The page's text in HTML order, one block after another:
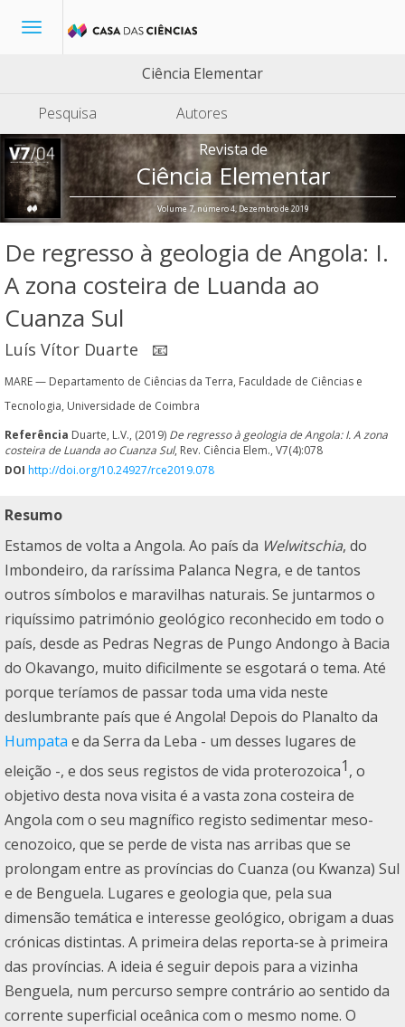
Toggle
Ciência Elementar
Pesquisa
Autores
Revista de
Ciência Elementar
Volume 7, número 4, Dezembro de 2019
De regresso à geologia de Angola: I.
A zona costeira de Luanda ao
Cuanza Sul
Luís Vítor Duarte 📧
MARE — Departamento de Ciências da Terra, Faculdade de Ciências e
Tecnologia, Universidade de Coimbra
Referência Duarte, L.V., (2019) De regresso à geologia de Angola: I. A zona
costeira de Luanda ao Cuanza Sul, Rev. Ciência Elem., V7(4):078
DOI http://doi.org/10.24927/rce2019.078
Resumo
Estamos de volta a Angola. Ao país da Welwitschia, do
Imbondeiro, da raríssima Palanca Negra, e de tantos
outros símbolos e maravilhas naturais. Se juntarmos o
riquíssimo património geológico reconhecido em todo o
país, desde as Pedras Negras de Pungo Andongo à Bacia
do Okavango, muito dificilmente se esgotará o tema. Até
porque teríamos de passar toda uma vida neste
deslumbrante país que é Angola! Depois do Planalto da
Humpata e da Serra da Leba - um desses lugares de
eleição -, e dos seus registos de vida proterozoica1, o
objetivo desta nova visita é a vasta zona costeira de
Angola com o seu magnífico registo sedimentar meso-
cenozoico, que se perde de vista nas arribas que se
prolongam entre as províncias do Cuanza (ou Kwanza) Sul
e de Benguela. Lugares e geologia que, pela sua
dimensão temática e interesse geológico, obrigam a duas
crónicas distintas. A primeira delas reporta-se à primeira
das províncias. A ideia é seguir depois para a vizinha
Benguela, num percurso sempre contrário ao sentido da
corrente superficial oceânica com o mesmo nome. O